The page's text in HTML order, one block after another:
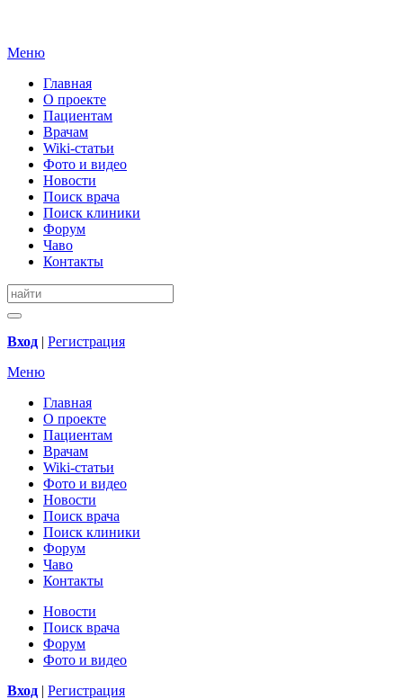
Меню
Главная
О проекте
Пациентам
Врачам
Wiki-статьи
Фото и видео
Новости
Поиск врача
Поиск клиники
Форум
Чаво
Контакты
Вход | Регистрация
Меню
Главная
О проекте
Пациентам
Врачам
Wiki-статьи
Фото и видео
Новости
Поиск врача
Поиск клиники
Форум
Чаво
Контакты
Новости
Поиск врача
Форум
Фото и видео
Вход | Регистрация